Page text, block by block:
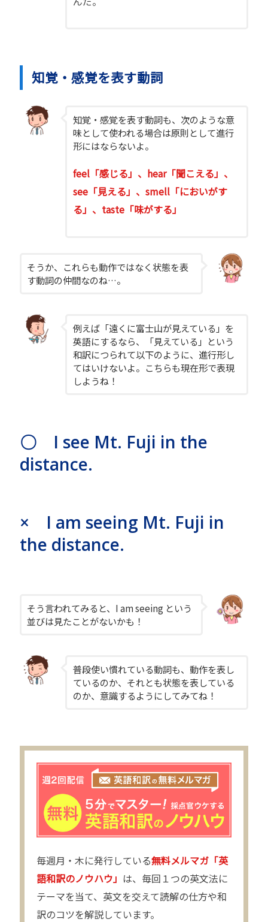
知覚・感覚を表す動詞
知覚・感覚を表す動詞も、次のような意
味として使われる場合は原則として進行
形にはならないよ。
feel「感じる」、hear「聞こえる」、
see「見える」、smell「においがす
る」、taste「味がする」
そうか、これらも動作ではなく状態を表
す動詞の仲間なのね…。
例えば「遠くに富士山が見えている」を
英語にするなら、「見えている」という
和訳につられて以下のように、進行形し
てはいけないよ。こちらも現在形で表現
しようね！
〇 I see Mt. Fuji in the
distance.
× I am seeing Mt. Fuji in
the distance.
そう言われてみると、I am seeing という
並びは見たことがないかも！
普段使い慣れている動詞も、動作を表し
ているのか、それとも状態を表している
のか、意識するようにしてみてね！
毎週月・木に発行している無料メルマガ「英
語和訳のノウハウ」 は、毎回１つの英文法に
テーマを当て、英文を交えて読解の仕方や和
訳のコツを解説しています。